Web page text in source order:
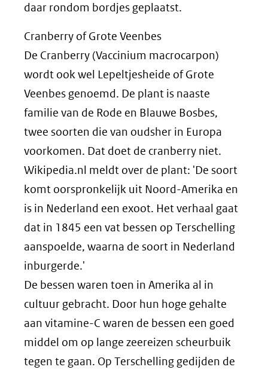
daar rondom bordjes geplaatst.
Cranberry of Grote Veenbes
De Cranberry (Vaccinium macrocarpon)
wordt ook wel Lepeltjesheide of Grote
Veenbes genoemd. De plant is naaste
familie van de Rode en Blauwe Bosbes,
twee soorten die van oudsher in Europa
voorkomen. Dat doet de cranberry niet.
Wikipedia.nl meldt over de plant: 'De soort
komt oorspronkelijk uit Noord-Amerika en
is in Nederland een exoot. Het verhaal gaat
dat in 1845 een vat bessen op Terschelling
aanspoelde, waarna de soort in Nederland
inburgerde.'
De bessen waren toen in Amerika al in
cultuur gebracht. Door hun hoge gehalte
aan vitamine-C waren de bessen een goed
middel om op lange zeereizen scheurbuik
tegen te gaan. Op Terschelling gedijden de